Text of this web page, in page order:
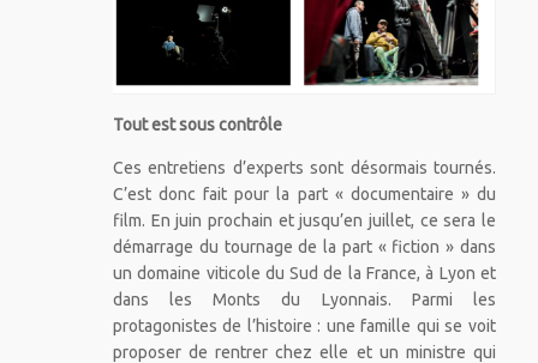
Tout est sous contrôle
Ces entretiens d’experts sont désormais tournés.
C’est donc fait pour la part « documentaire » du
film. En juin prochain et jusqu’en juillet, ce sera le
démarrage du tournage de la part « fiction » dans
un domaine viticole du Sud de la France, à Lyon et
dans les Monts du Lyonnais. Parmi les
protagonistes de l’histoire : une famille qui se voit
proposer de rentrer chez elle et un ministre qui